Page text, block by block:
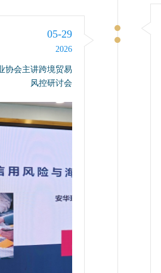
05-29
2026
协会主讲跨境贸易
风控研讨会